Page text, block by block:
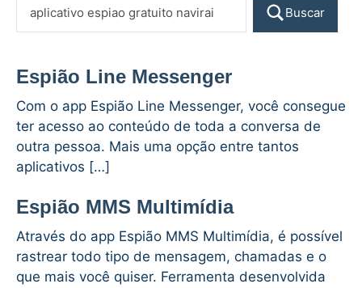
Buscar
Espião Line Messenger
Com o app Espião Line Messenger, você consegue
ter acesso ao conteúdo de toda a conversa de
outra pessoa. Mais uma opção entre tantos
aplicativos […]
Espião MMS Multimídia
Através do app Espião MMS Multimídia, é possível
rastrear todo tipo de mensagem, chamadas e o
que mais você quiser. Ferramenta desenvolvida